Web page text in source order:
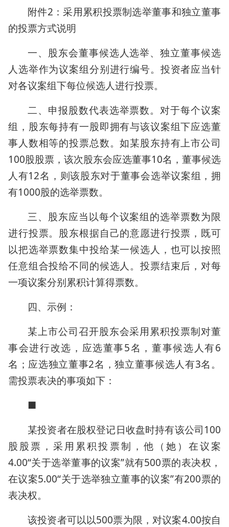
附件2：采用累积投票制选举董事和独立董事
的投票方式说明
一、股东会董事候选人选举、独立董事候选
人选举作为议案组分别进行编号。投资者应当针
对各议案组下每位候选人进行投票。
二、申报股数代表选举票数。对于每个议案
组，股东每持有一股即拥有与该议案组下应选董
事人数相等的投票总数。如某股东持有上市公司
100股股票，该次股东会应选董事10名，董事候选
人有12名，则该股东对于董事会选举议案组，拥
有1000股的选举票数。
三、股东应当以每个议案组的选举票数为限
进行投票。股东根据自己的意愿进行投票，既可
以把选举票数集中投给某一候选人，也可以按照
任意组合投给不同的候选人。投票结束后，对每
一项议案分别累积计算得票数。
四、示例：
某上市公司召开股东会采用累积投票制对董
事会进行改选，应选董事5名，董事候选人有6
名；应选独立董事2名，独立董事候选人有3名。
需投票表决的事项如下：
■
某投资者在股权登记日收盘时持有该公司100
股股票，采用累积投票制，他（她）在议案
4.00“关于选举董事的议案”就有500票的表决权，
在议案5.00“关于选举独立董事的议案”有200票的
表决权。
该投资者可以以500票为限，对议案4.00按自